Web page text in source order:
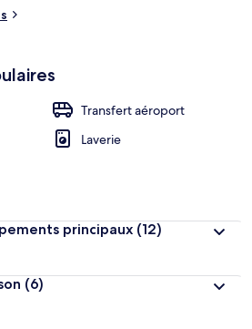
Transfert aéroport
Laverie
principaux (12)
(6)